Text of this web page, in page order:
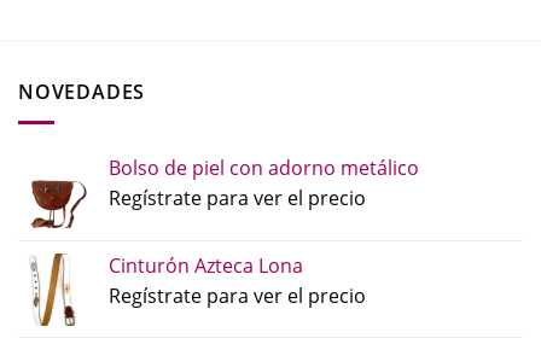
NOVEDADES
Bolso de piel con adorno metálico
Regístrate para ver el precio
Cinturón Azteca Lona
Regístrate para ver el precio